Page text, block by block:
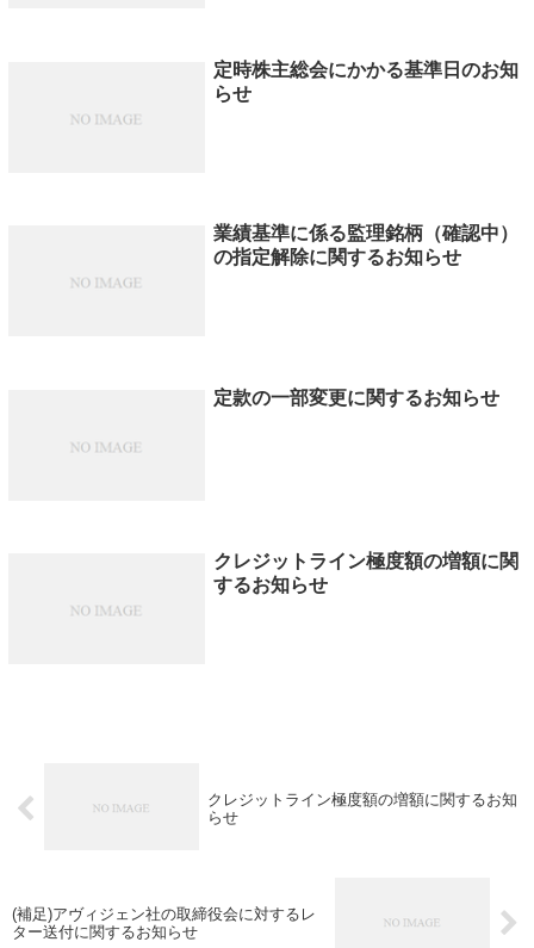
定時株主総会にかかる基準日のお知
らせ
業績基準に係る監理銘柄（確認中）
の指定解除に関するお知らせ
定款の一部変更に関するお知らせ
クレジットライン極度額の増額に関
するお知らせ
クレジットライン極度額の増額に関するお知
らせ
(補足)アヴィジェン社の取締役会に対するレ
ター送付に関するお知らせ